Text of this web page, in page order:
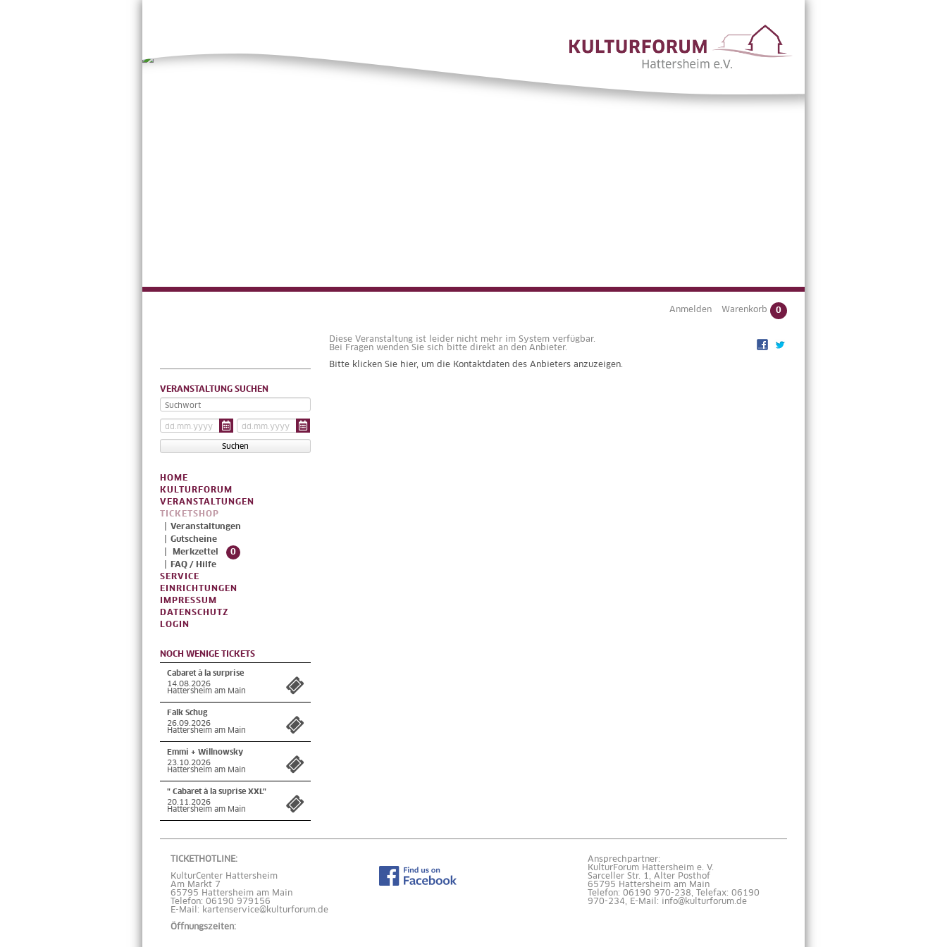
Anmelden Warenkorb 0
VERANSTALTUNG SUCHEN
HOME
KULTURFORUM
VERANSTALTUNGEN
TICKETSHOP
Veranstaltungen
Gutscheine
Merkzettel
0
FAQ / Hilfe
SERVICE
EINRICHTUNGEN
IMPRESSUM
DATENSCHUTZ
LOGIN
NOCH WENIGE TICKETS
Cabaret à la surprise
14.08.2026
Hattersheim am Main
Falk Schug
26.09.2026
Hattersheim am Main
Emmi + Willnowsky
23.10.2026
Hattersheim am Main
" Cabaret à la suprise XXL"
20.11.2026
Hattersheim am Main
Diese Veranstaltung ist leider nicht mehr im System verfügbar.
Bei Fragen wenden Sie sich bitte direkt an den Anbieter.
Bitte klicken Sie hier, um die Kontaktdaten des Anbieters anzuzeigen.
TICKETHOTLINE:
KulturCenter Hattersheim
Am Markt 7
65795 Hattersheim am Main
Telefon: 06190 979156
E-Mail: kartenservice@kulturforum.de
Öffnungszeiten:
Ansprechpartner:
KulturForum Hattersheim e. V.
Sarceller Str. 1, Alter Posthof
65795 Hattersheim am Main
Telefon: 06190 970-238, Telefax: 06190
970-234, E-Mail: info@kulturforum.de